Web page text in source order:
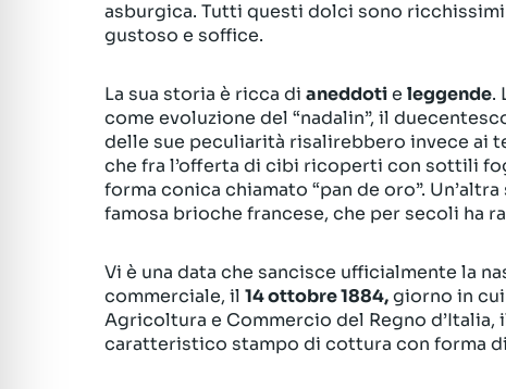
asburgica. Tutti questi dolci sono
gustoso e soffice.
La sua storia è ricca di aneddotie leggende.
come evoluzione del “nadalin”, il
delle sue peculiarità risalirebbero invece ai
che fra l’offerta di cibi ricoperti con sottili
forma conica chiamato “pan de oro”.
famosa brioche francese, che per secoli ha
Vi è una data che sancisce ufficialmente la
commerciale, il 14 ottobre 1884,giorno in cui
Agricoltura e Commercio del Regno
caratteristico stampo di cottura con forma